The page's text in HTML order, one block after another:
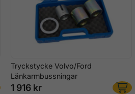
Tryckstycke Volvo/Ford
Länkarmbussningar
1 916 kr